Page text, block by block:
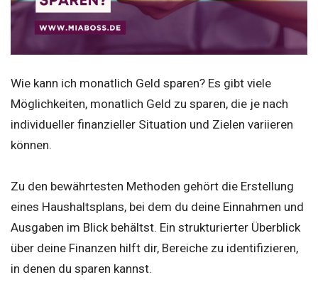
Wie kann ich monatlich Geld sparen? Es gibt viele
Möglichkeiten, monatlich Geld zu sparen, die je nach
individueller finanzieller Situation und Zielen variieren
können.
Zu den bewährtesten Methoden gehört die Erstellung
eines Haushaltsplans, bei dem du deine Einnahmen und
Ausgaben im Blick behältst. Ein strukturierter Überblick
über deine Finanzen hilft dir, Bereiche zu identifizieren,
in denen du sparen kannst.